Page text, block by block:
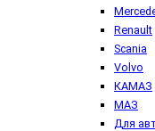
Renault
Scania
Volvo
КАМАЗ
МАЗ
Для